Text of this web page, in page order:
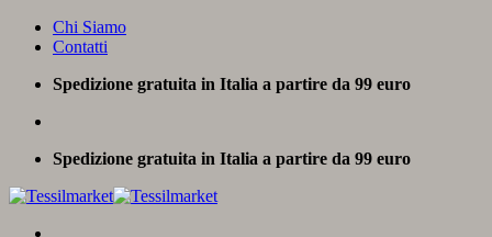
Salta
Chi Siamo
Contatti
Spedizione gratuita in Italia a partire da 99 euro
Spedizione gratuita in Italia a partire da 99 euro